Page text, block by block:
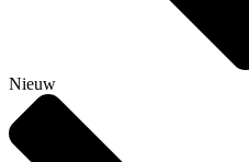
Nieuw